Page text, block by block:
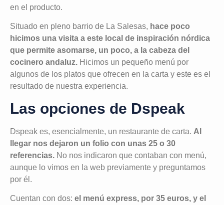
en el producto.
Situado en pleno barrio de La Salesas, hace poco
hicimos una visita a este local de inspiración nórdica
que permite asomarse, un poco, a la cabeza del
cocinero andaluz. Hicimos un pequeño menú por
algunos de los platos que ofrecen en la carta y este es el
resultado de nuestra experiencia.
Las opciones de Dspeak
Dspeak es, esencialmente, un restaurante de carta. Al
llegar nos dejaron un folio con unas 25 o 30
referencias. No nos indicaron que contaban con menú,
aunque lo vimos en la web previamente y preguntamos
por él.
Cuentan con dos: el menú express, por 35 euros, y el